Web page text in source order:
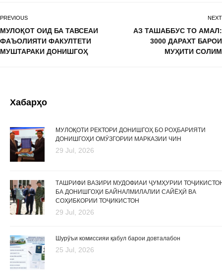
PREVIOUS
МУЛОҚОТ ОИД БА ТАВСЕАИ
ФАЪОЛИЯТИ ФАКУЛТЕТИ
МУШТАРАКИ ДОНИШГОҲ
NEXT
АЗ ТАШАББУС ТО АМАЛ:
3000 ДАРАХТ БАРОИ
МУҲИТИ СОЛИМ
Хабарҳо
МУЛОҚОТИ РЕКТОРИ ДОНИШГОҲ БО РОҲБАРИЯТИ
ДОНИШГОҲИ ОМӮЗГОРИИ МАРКАЗИИ ЧИН
29 Jul, 2026
ТАШРИФИ ВАЗИРИ МУДОФИАИ ҶУМҲУРИИ
БА ДОНИШГОҲИ БАЙНАЛМИЛАЛИИ САЙЁҲӢ ВА
СОҲИБКОРИИ ТОҶИКИСТОН
29 Jul, 2026
Шурӯъи комиссияи қабул барои довталабон
25 Jul, 2026